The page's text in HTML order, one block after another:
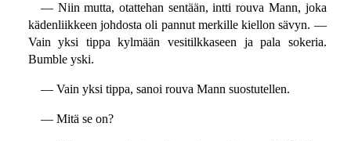
— Niin mutta, otattehan sentään, intti rouva Mann, joka
kädenliikkeen johdosta oli pannut merkille kiellon sävyn. —
Vain yksi tippa kylmään vesitilkkaseen ja pala sokeria.
Bumble yski.
— Vain yksi tippa, sanoi rouva Mann suostutellen.
— Mitä se on?